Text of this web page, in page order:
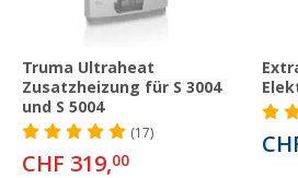
Truma Ultraheat
Zusatzheizung für S 3004
und S 5004
(17)
CHF 319,00